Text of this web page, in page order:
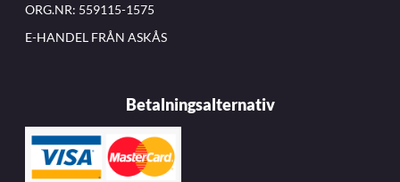
ORG.NR: 559115-1575
E-HANDEL FRÅN ASKÅS
Betalningsalternativ